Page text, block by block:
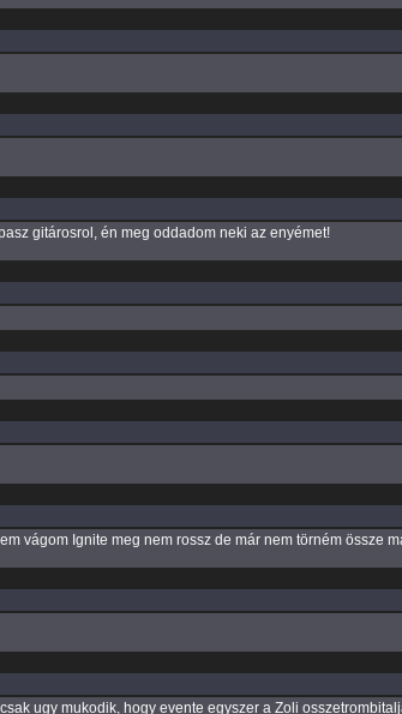
gitárosrol, én meg oddadom neki az enyémet!
vágom Ignite meg nem rossz de már nem törném össze
ugy mukodik, hogy evente egyszer a Zoli